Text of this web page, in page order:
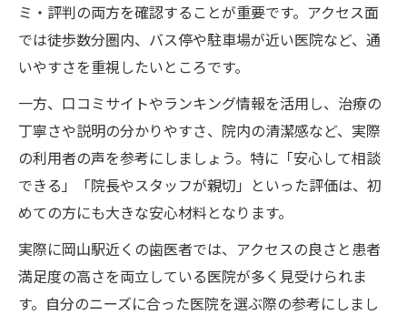
ミ・評判の両方を確認することが重要です。アクセス面
では徒歩数分圏内、バス停や駐車場が近い医院など、通
いやすさを重視したいところです。
一方、口コミサイトやランキング情報を活用し、治療の
丁寧さや説明の分かりやすさ、院内の清潔感など、実際
の利用者の声を参考にしましょう。特に「安心して相談
できる」「院長やスタッフが親切」といった評価は、初
めての方にも大きな安心材料となります。
実際に岡山駅近くの歯医者では、アクセスの良さと患者
満足度の高さを両立している医院が多く見受けられま
す。自分のニーズに合った医院を選ぶ際の参考にしまし